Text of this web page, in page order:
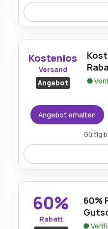
Berechtigung:
Kumulierbar:Nicht
Bedingungen:
Händlers.
Kostenlos
Versand
Angebot
Angebot erhalten
Gültig
Kostenloser Versand
zusätzlichen
60%
Rabatt
60%